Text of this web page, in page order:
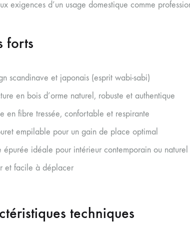
exigences d’un usage domestique comme
forts
scandinave et japonais (esprit wabi-sabi)
en bois d’orme naturel, robuste et authentique
en fibre tressée, confortable et respirante
empilable pour un gain de place optimal
épurée idéale pour intérieur contemporain ou naturel
et facile à déplacer
techniques